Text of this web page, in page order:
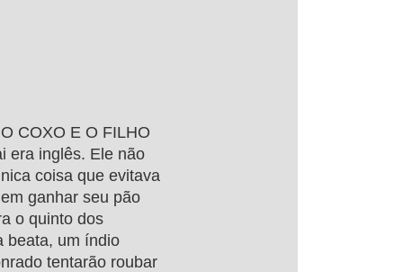
COXO E O FILHO
era inglês. Ele não
coisa que evitava
ganhar seu pão
o quinto dos
beata, um índio
tentarão roubar